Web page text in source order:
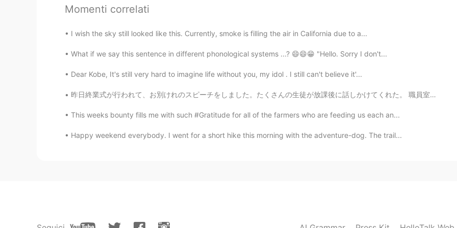
maori
Mirei
美味しそー😋😋
JP KR
Momenti correlati
I wish the sky still looked like this. Currently, smoke is filling the air in California due to a...
What if we say this sentence in different phonological systems ...? 😄😄😁 "Hello. Sorry I don't...
Dear Kobe, It's still very hard to imagine life without you, my idol . I still can't believe it'...
昨日終業式が行われて、お別けれのスピーチをしました。たくさんの生徒が放課後に話しかけてくれた。 職員室でみんなの手紙を読んで、そろそろ学校を出ようとしたら、教頭先生に「もう行っちゃうの？」って...
This weeks bounty fills me with such #Gratitude for all of the farmers who are feeding us each an...
Happy weekend everybody. I went for a short hike this morning with the adventure-dog. The trail...